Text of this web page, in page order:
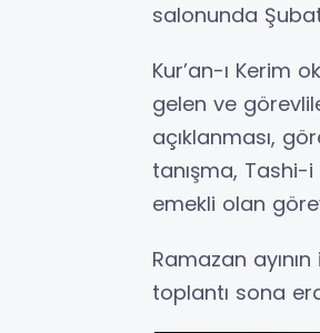
salonunda
Kur’an-ı Kerim
gelen ve
açıklanması,
tanışma, Tashi-
emekli olan
Ramazan
toplantı sona